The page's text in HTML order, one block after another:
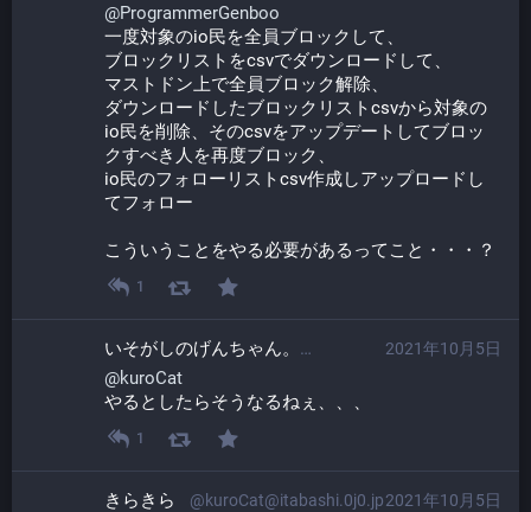
@ProgrammerGenboo
一度対象のio民を全員ブロックして、
ブロックリストをcsvでダウンロードして、
マストドン上で全員ブロック解除、
ダウンロードしたブロックリストcsvから対象の
io民を削除、そのcsvをアップデートしてブロッ
クすべき人を再度ブロック、
io民のフォローリストcsv作成しアップロードし
てフォロー
こういうことをやる必要があるってこと・・・？
1
2021年10月5日
いそがしのげんちゃん。​
@kuroCat
やるとしたらそうなるねぇ、、、
1
2021年10月5日
きらきら @kuroCat@itabashi.0j0.jp